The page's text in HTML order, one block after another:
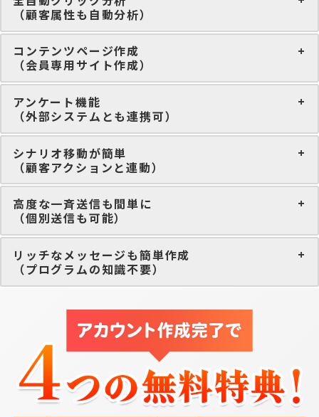
（顧客属性も自動分析）
コンテンツページ作成
（会員専用サイト作成）
アンケート機能
（外部システムとも連携可）
シナリオ移動が簡単
（顧客アクションと連動）
高度な一斉送信も間単に
（個別送信も可能）
リッチなメッセージも簡単作成
（プログラムの知識不要）